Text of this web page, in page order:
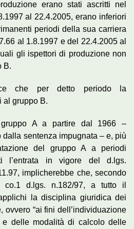
erano stati ascritti nel
al 22.4.2005, erano inferiori
periodi della sua carriera
al 1.8.1997 e del 22.4.2005 al
gli ispettori di produzione non
B.
che per detto periodo la
al gruppo B.
gruppo A a partire dal 1966 –
sentenza impugnata – e, più
del gruppo A a periodi
l’entrata in vigore del d.lgs.
implicherebbe che, secondo
co.1 d.lgs. n.182/97, a tutto il
la disciplina giuridica dei
ovvero “ai fini dell’individuazione
e delle modalità di calcolo delle